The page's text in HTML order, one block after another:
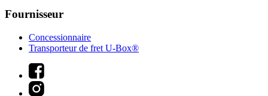
Fournisseur
Concessionnaire
Transporteur de fret U-Box®